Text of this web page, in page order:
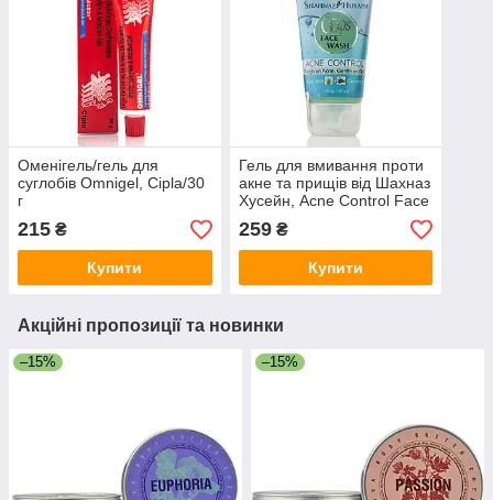
Оменігель/гель для
суглобів Omnigel, Cipla/30
г
215 ₴
Купити
Гель для вмивання проти
акне та прищів від Шахназ
Хусейн, Acne Control Face
Wash, Shahnaz Husain, 50
г
259₴
Купити
Акційні пропозиції та новинки
–15% –15%